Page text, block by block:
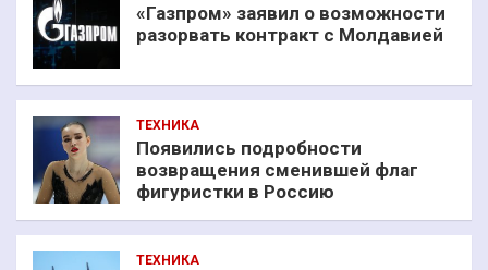
«Газпром» заявил о возможности
разорвать контракт с Молдавией
ТЕХНИКА
Появились подробности
возвращения сменившей флаг
фигуристки в Россию
ТЕХНИКА